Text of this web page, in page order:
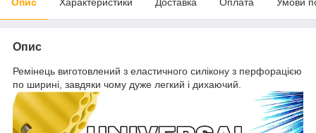
Опис
Ремінець виготовлений з еластичного силікону з перфорацією
по ширині, завдяки чому дуже легкий і дихаючий.